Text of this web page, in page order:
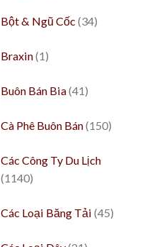
Bột & Ngũ Cốc(34)
Braxin(1)
Buôn Bán Bia(41)
Cà Phê Buôn Bán(150)
Các Công Ty Du Lịch
(1140)
Các Loại Băng Tải (45)